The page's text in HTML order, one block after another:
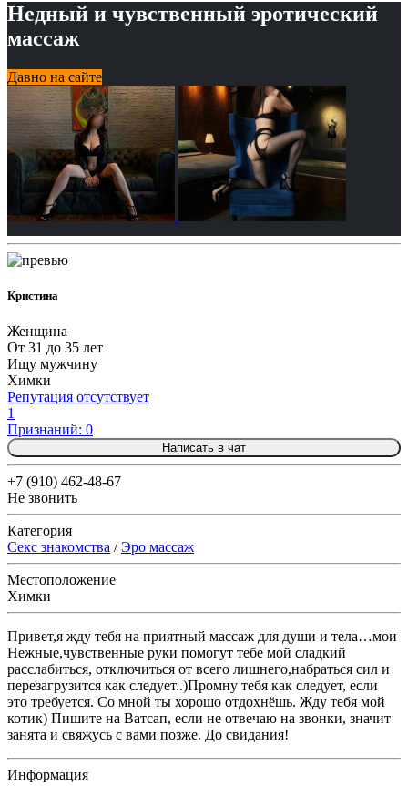
Недный и чувственный эротический
массаж
Давно на сайте
Кристина
Женщина
От 31 до 35 лет
Ищу мужчину
Химки
Репутация отсутствует
1
Признаний: 0
Написать в чат
+7 (910) 462-48-67
Не звонить
Категория
Секс знакомства /Эро массаж
Местоположение
Химки
Привет,я жду тебя на приятный массаж для души и тела…мои
Нежные,чувственные руки помогут тебе мой сладкий
расслабиться, отключиться от всего лишнего,набраться сил и
перезагрузится как следует..)Промну тебя как следует, если
это требуется. Со мной ты хорошо отдохнёшь. Жду тебя мой
котик) Пишите на Ватсап, если не отвечаю на звонки, значит
занята и свяжусь с вами позже. До свидания!
Информация